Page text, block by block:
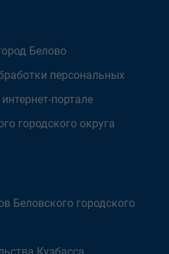
Белово
персональных
портале
городского округа
Беловского городского